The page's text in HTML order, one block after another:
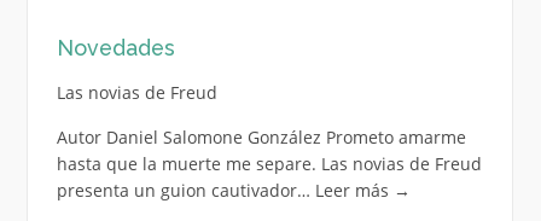
Novedades
Las novias de Freud
Autor Daniel Salomone González Prometo amarme
hasta que la muerte me separe. Las novias de Freud
presenta un guion cautivador… Leer más →